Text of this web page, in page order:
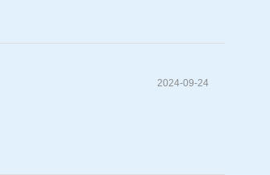
2024-09-24